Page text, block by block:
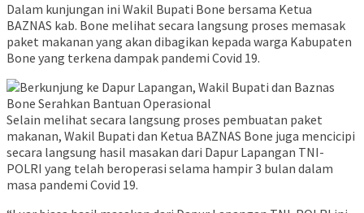
Dalam kunjungan ini Wakil Bupati Bone bersama Ketua
BAZNAS kab. Bone melihat secara langsung proses memasak
paket makanan yang akan dibagikan kepada warga Kabupaten
Bone yang terkena dampak pandemi Covid 19.
Selain melihat secara langsung proses pembuatan paket
makanan, Wakil Bupati dan Ketua BAZNAS Bone juga mencicipi
secara langsung hasil masakan dari Dapur Lapangan TNI-
POLRI yang telah beroperasi selama hampir 3 bulan dalam
masa pandemi Covid 19.